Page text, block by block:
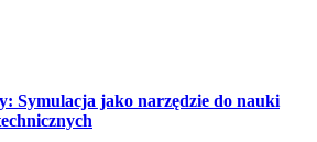
Symulacja jako narzędzie do nauki